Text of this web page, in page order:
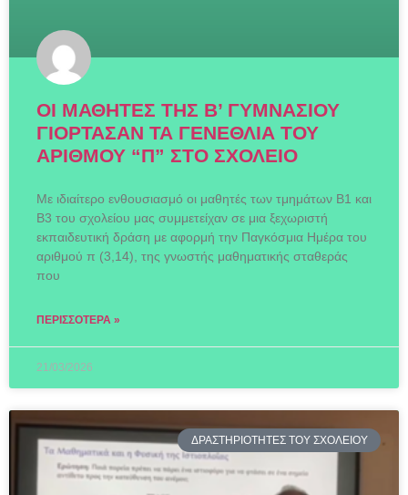
ΟΙ ΜΑΘΗΤΕΣ ΤΗΣ Β’ ΓΥΜΝΑΣΙΟΥ
ΓΙΟΡΤΑΣΑΝ ΤΑ ΓΕΝΕΘΛΙΑ ΤΟΥ
ΑΡΙΘΜΟΥ “Π” ΣΤΟ ΣΧΟΛΕΙΟ
Με ιδιαίτερο ενθουσιασμό οι μαθητές των τμημάτων Β1 και
Β3 του σχολείου μας συμμετείχαν σε μια ξεχωριστή
εκπαιδευτική δράση με αφορμή την Παγκόσμια Ημέρα του
αριθμού π (3,14), της γνωστής μαθηματικής σταθεράς
που
ΠΕΡΙΣΣΌΤΕΡΑ »
21/03/2026
ΔΡΑΣΤΗΡΙΟΤΗΤΕΣ ΤΟΥ ΣΧΟΛΕΙΟΥ